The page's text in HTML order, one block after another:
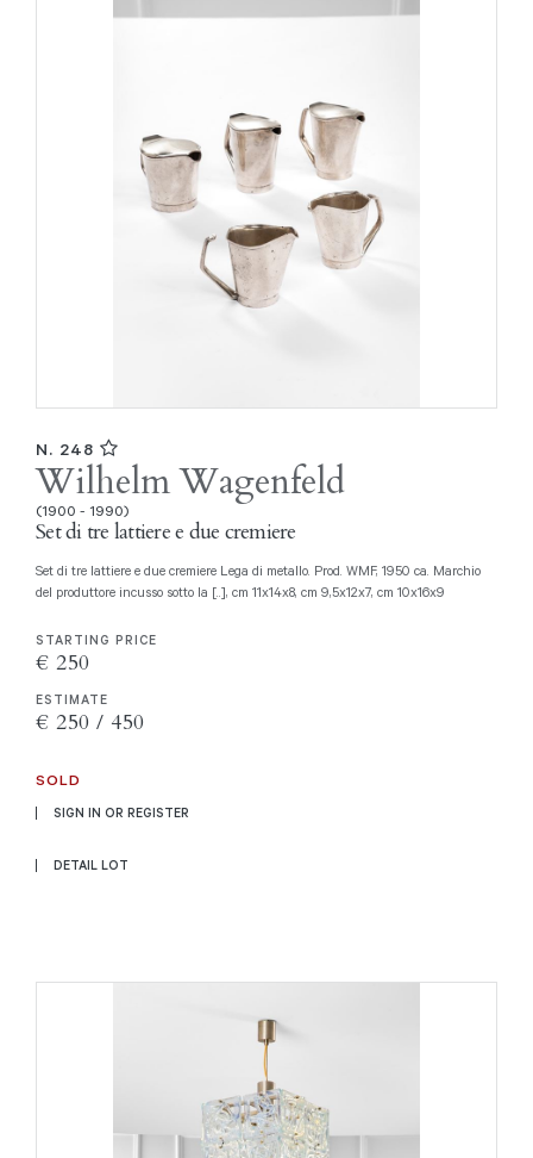
N. 248
Wilhelm Wagenfeld
(1900 - 1990)
Set di tre lattiere e due cremiere
Set di tre lattiere e due cremiere Lega di metallo. Prod. WMF, 1950 ca. Marchio
del produttore incusso sotto la [..], cm 11x14x8, cm 9,5x12x7, cm 10x16x9
STARTING PRICE
€ 250
ESTIMATE
€ 250 / 450
SOLD
SIGN IN OR REGISTER
DETAIL LOT